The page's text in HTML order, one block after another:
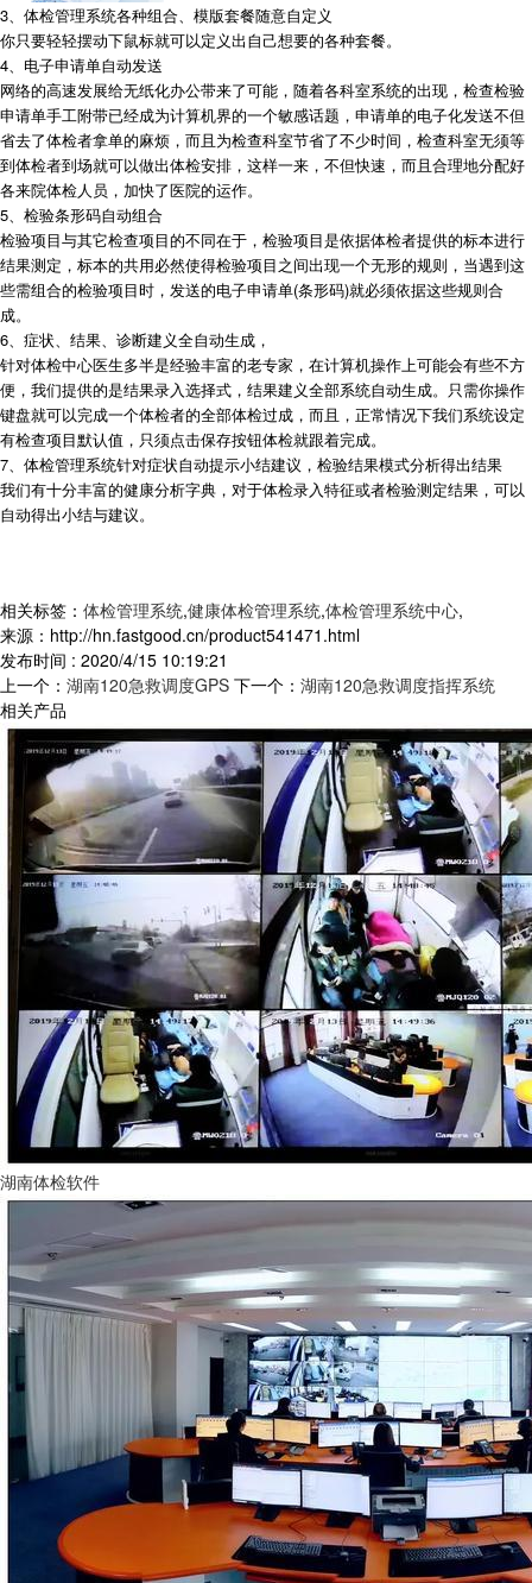
3、体检管理系统各种组合、模版套餐随意自定义
你只要轻轻摆动下鼠标就可以定义出自己想要的各种套餐。
4、电子申请单自动发送
网络的高速发展给无纸化办公带来了可能，随着各科室系统的出现，检查检验
申请单手工附带已经成为计算机界的一个敏感话题，申请单的电子化发送不但
省去了体检者拿单的麻烦，而且为检查科室节省了不少时间，检查科室无须等
到体检者到场就可以做出体检安排，这样一来，不但快速，而且合理地分配好
各来院体检人员，加快了医院的运作。
5、检验条形码自动组合
检验项目与其它检查项目的不同在于，检验项目是依据体检者提供的标本进行
结果测定，标本的共用必然使得检验项目之间出现一个无形的规则，当遇到这
些需组合的检验项目时，发送的电子申请单(条形码)就必须依据这些规则合
成。
6、症状、结果、诊断建义全自动生成，
针对体检中心医生多半是经验丰富的老专家，在计算机操作上可能会有些不方
便，我们提供的是结果录入选择式，结果建义全部系统自动生成。只需你操作
键盘就可以完成一个体检者的全部体检过成，而且，正常情况下我们系统设定
有检查项目默认值，只须点击保存按钮体检就跟着完成。
7、体检管理系统针对症状自动提示小结建议，检验结果模式分析得出结果
我们有十分丰富的健康分析字典，对于体检录入特征或者检验测定结果，可以
自动得出小结与建议。
相关标签： 体检管理系统,健康体检管理系统,体检管理系统中心,
来源：http://hn.fastgood.cn/product541471.html
发布时间 : 2020/4/15 10:19:21
上一个： 湖南120急救调度GPS 下一个： 湖南120急救调度指挥系统
相关产品
湖南体检软件